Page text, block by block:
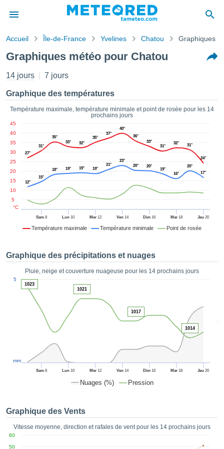
de
a
par
des
Vous
en
les
:
de
des
de très
ACCEPTER
CONTINUER
Accueil Île-de-France Yvelines Chatou Graphiques
Graphiques météo pour Chatou
14 jours 7 jours
Graphique des températures
Température maximale, température minimale et point de rosée pour les 14
prochains jours
Température maximale Température minimale Point de rosée
Sam8 Lun 10 Mer12 Ven14 Dim 16 Mar18 Jeu 20
5
10
15
20
25
30
35
40
45
°C
27°
31°
35°
33°
32°
35°
37°
40°
36°
33°
31°
32° 31°
24°
12°
15°
18° 19° 19° 19°
21°
23°
20°
20°
19°
16°
20°
17°
Graphique des précipitations et nuages
Pluie, neige et couverture nuageuse pour les 14 prochains jours
Nuages (%) Pression
50
Sam8 Lun 10 Mer12 Ven14 Dim 16 Mar18 Jeu 20
5
mm
1023
1021
1017
1014
Graphique des Vents
Vitesse moyenne, direction et rafales de vent pour les 14 prochains jours
50
60